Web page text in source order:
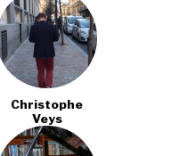
Christophe
Veys